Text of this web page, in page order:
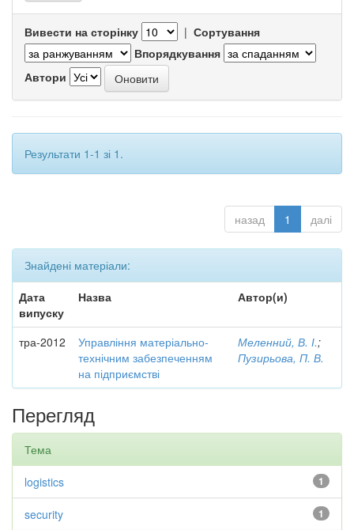
Вивести на сторінку | Сортування
Впорядкування
Автори
Результати 1-1 зі 1.
назад 1 далі
Знайдені матеріали:
Дата
випуску
Назва Автор(и)
тра-2012
Управління матеріально-
технічним забезпеченням
на підприємстві
Меленний, В. І.;
Пузирьова, П. В.
Перегляд
Тема
1
logistics
1
security